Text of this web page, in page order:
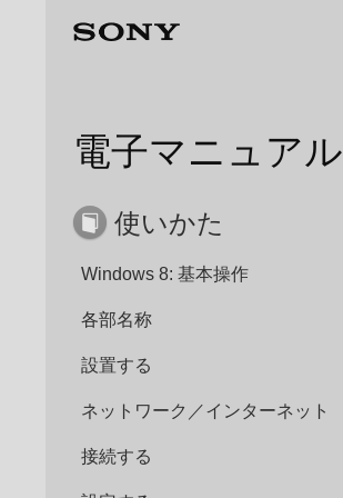
電子マニュアル
使いかた
Windows 8: 基本操作
各部名称
設置する
ネットワーク／インターネット
接続する